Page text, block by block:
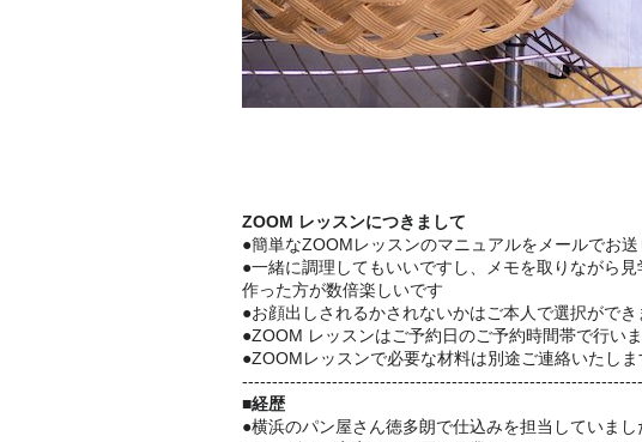
ZOOM レッスンにつきまして
●簡単なZOOMレッスンのマニュアルをメールでお送
●一緒に調理してもいいですし、メモを取りながら
作った方が数倍楽しいです
●お顔出しされるかされないかはご本人で選択ができ
●ZOOM レッスンはご予約日のご予約時間帯で行いま
●ZOOMレッスンで必要な材料は別途ご連絡いたしま
--------------------------------------------
■経歴
●横浜のパン屋さん徳多朗で仕込みを担当していまし